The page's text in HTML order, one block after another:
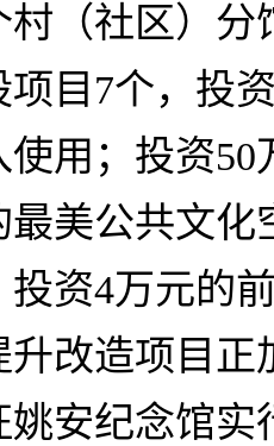
村（社区）
目7个，投
用 ； 投资50
最美公共文
投资4万元的
升改造项目正
姚安纪念馆